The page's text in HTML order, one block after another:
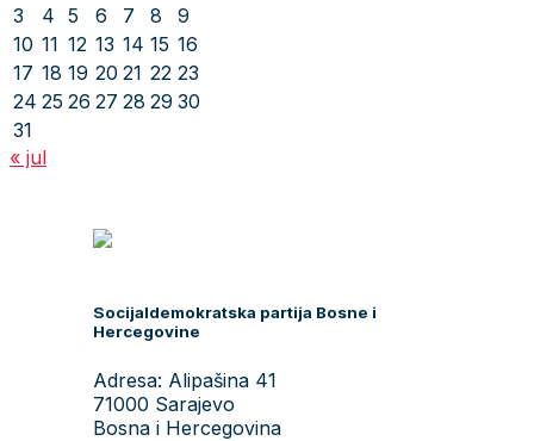
3
4 5 6 7 8
9
10 11 12 13 14 15 16
17 18 19 20 21 22 23
24 25 26 27 28 29 30
31
« jul
Socijaldemokratska partija Bosne i
Hercegovine
Adresa: Alipašina 41
71000 Sarajevo
Bosna i Hercegovina